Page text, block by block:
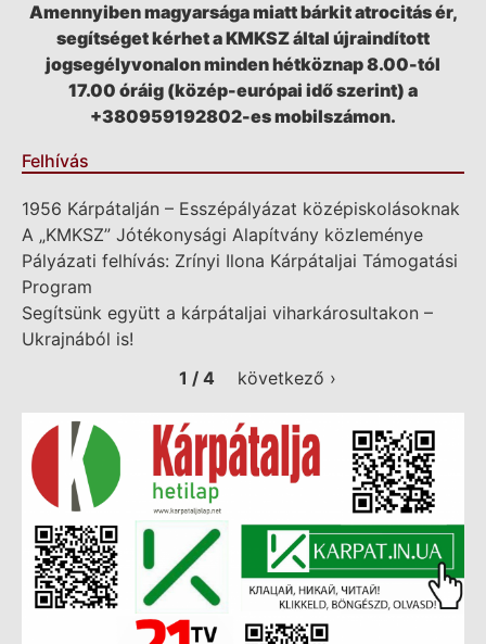
Amennyiben magyarsága miatt bárkit atrocitás ér,
segítséget kérhet a KMKSZ által újraindított
jogsegélyvonalon minden hétköznap 8.00-tól
17.00 óráig (közép-európai idő szerint) a
+380959192802-es mobilszámon.
Felhívás
1956 Kárpátalján – Esszépályázat középiskolásoknak
A „KMKSZ” Jótékonysági Alapítvány közleménye
Pályázati felhívás: Zrínyi Ilona Kárpátaljai Támogatási
Program
Segítsünk együtt a kárpátaljai viharkárosultakon –
Ukrajnából is!
1 / 4
következő ›